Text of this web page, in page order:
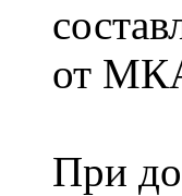
от
При